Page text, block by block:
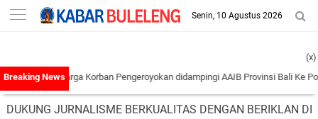
-->
Senin, 10 Agustus 2026
Keluarga Korban Pengeroyokan didampingi AAIB Provinsi Bali Ke Polres
(x)
DUKUNG JURNALISME BERKUALITAS DENGAN BERIKLAN DI